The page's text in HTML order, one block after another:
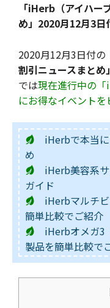
「iHerb（アイハー
め」 2020月12月3
2020月12月3日付の
割引ニュースまとめ」
では現在進行中の
にお得なイベントを
iHerbで本当
め
iHerb美容系
ガイド
iHerbマルチ
簡単比較でご紹介
iHerbオメガ3
製品を簡単比較で